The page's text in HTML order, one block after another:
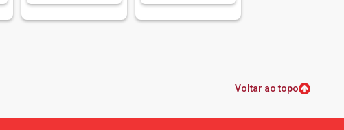
Voltar ao topo